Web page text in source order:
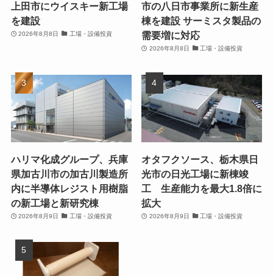
上田市にウイスキー新工場
を建設
2026年8月8日 工場・設備投資
市の八日市事業所に新生産
棟を建設 サーミスタ製品の
需要増に対応
2026年8月8日 工場・設備投資
ハリマ化成グループ、兵庫
県加古川市の加古川製造所
内に半導体レジスト用樹脂
の新工場と新研究棟
2026年8月9日 工場・設備投資
オタフクソース、栃木県日
光市の日光工場に新棟竣
工 生産能力を最大1.8倍に
拡大
2026年8月9日 工場・設備投資